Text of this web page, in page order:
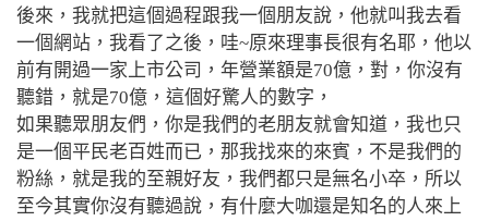
後來，我就把這個過程跟我一個朋友說，他就叫我去看
一個網站，我看了之後，哇~原來理事長很有名耶，他以
前有開過一家上市公司，年營業額是70億，對，你沒有
聽錯，就是70億，這個好驚人的數字，
如果聽眾朋友們，你是我們的老朋友就會知道，我也只
是一個平民老百姓而已，那我找來的來賓，不是我們的
粉絲，就是我的至親好友，我們都只是無名小卒，所以
至今其實你沒有聽過說，有什麼大咖還是知名的人來上